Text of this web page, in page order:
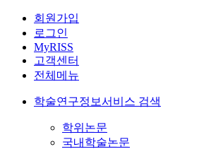
회원가입
로그인
MyRISS
고객센터
전체메뉴
학술연구정보서비스 검색
학위논문
국내학술논문